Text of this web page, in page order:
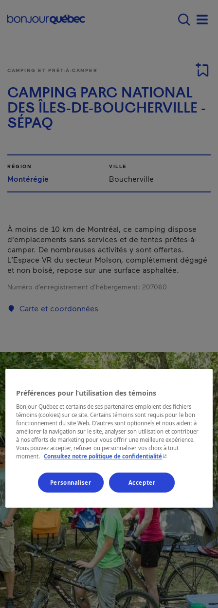
Main navigation -
CAMPING ET PRÊT-À-CAMPER
CAMPING PARC NATIONAL
DES ÎLES-DE-BOUCHERVILLE -
SÉPAQ
RÉGION
Montérégie
VILLE
Boucherville
À moins de 10 km de Montréal, ce camping dispose
d'emplacements sans services et de tentes prêtes-à-
camper. De nombreuses activités y sont offertes.
L’Espace VR du secteur Molson, complètement dégagé
et non boisé, repose sur une surface asphaltée.
Numéro d’enregistrement d’hébergement : 207060
Carte et coordonnées
Préférences pour l’utilisation des témoins
Bonjour Québec et certains de ses partenaires emploient des fichiers
témoins (cookies) sur ce site. Certains témoins sont requis pour le bon
fonctionnement du site Web. D’autres sont optionnels et nous aident à
améliorer la navigation sur le site, analyser son utilisation et contribuer
à nos efforts de marketing pour vous offrir une meilleure expérience.
Vous pouvez accepter, refuser ou personnaliser vos choix à tout
moment.
Consultez notre politique de confidentialité- Cet hyperlien
Personnaliser Accepter